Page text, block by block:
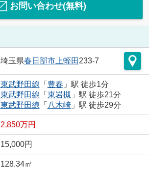
お問い合わせ(無料)
埼玉県春日部市上蛭田 233-7
東武野田線 「 豊春 」駅 徒歩1分
東武野田線 「 東岩槻 」駅 徒歩21分
東武野田線 「 八木崎」駅 徒歩29分
2,850万円
15,000円
128.34㎡